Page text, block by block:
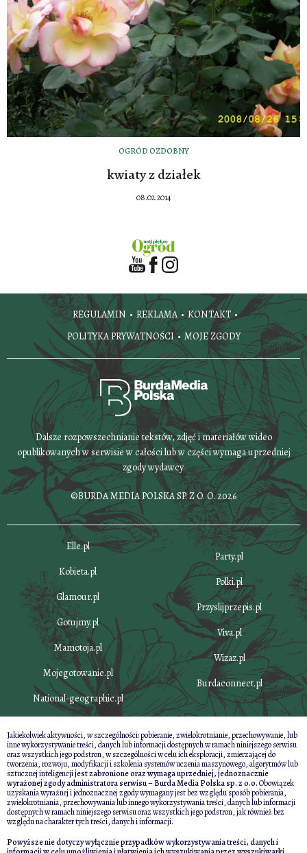
OGRÓD OZDOBNY
kwiaty z działek
08.02.2014
REGULAMIN REKLAMA
KONTAKT
POLITYKA PRYWATNOŚCI
MOJE ZGODY
Dalsze rozpowszechnianie tekstów, zdjęć i materiałów wideo
opublikowanych w serwisie w całości lub w części wymaga uprzedniej
zgody wydawcy.
©BURDA MEDIA POLSKA SP. Z O. O. 2026
Elle.pl
Kobieta.pl
Glamour.pl
Gotujmy.pl
Mamotoja.pl
Mojegotowanie.pl
National-geographic.pl
Party.pl
Polki.pl
Przyslijprzepis.pl
Viva.pl
Wizaz.pl
Burdaconnect.pl
Jakiekolwiek aktywności, w szczególności: pobieranie, zwielokrotnianie, przechowywanie, lub
inne wykorzystywanie treści, danych lub informacji dostępnych w ramach niniejszego serwisu
oraz wszystkich jego podstron, w szczególności w celu ich eksploracji, zmierzającej do
tworzenia, rozwoju, modyfikacji i szkolenia systemów uczenia maszynowego, algorytmów lub
sztucznej inteligencjijest zabronione oraz wymaga uprzedniej, jednoznacznie
wyrażonej zgody administratora serwisu – Burda Media Polska sp. z o.o.Obowiązek
uzyskania wyraźnej i jednoznacznej zgody wymagany jest bez względu sposób pobierania,
zwielokrotniania, przechowywania lub innego wykorzystywania treści, danych lub informacji
dostępnych w ramach niniejszego serwisu oraz wszystkich jego podstron, jak również bez
względu na charakter tych treści, danych i informacji.
Powyższe nie dotyczy wyłącznie przypadków wykorzystywania treści, danych i